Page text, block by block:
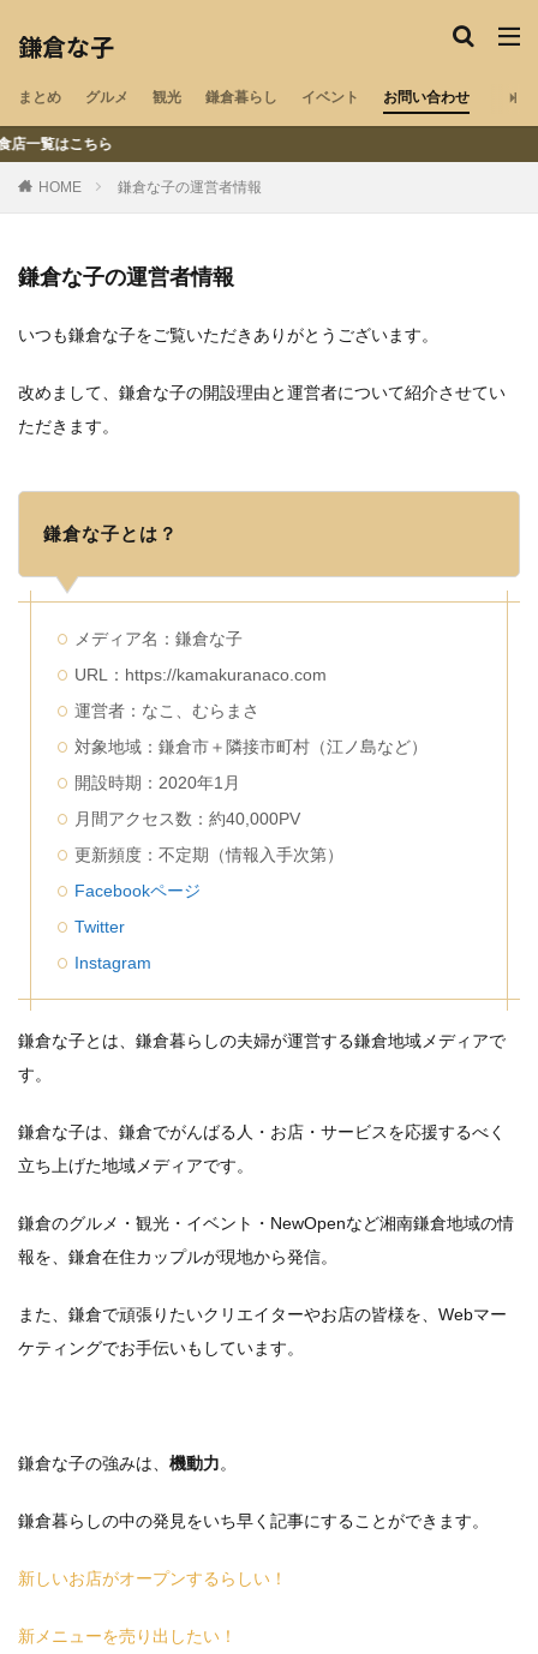
鎌倉な子
まとめ グルメ 観光 鎌倉暮らし イベント お問い合わせ
ちら
HOME 鎌倉な子の運営者情報
鎌倉な子の運営者情報
いつも鎌倉な子をご覧いただきありがとうございます。
改めまして、鎌倉な子の開設理由と運営者について紹介させてい
ただきます。
鎌倉な子とは？
メディア名：鎌倉な子
URL：https://kamakuranaco.com
運営者：なこ、むらまさ
対象地域：鎌倉市＋隣接市町村（江ノ島など）
開設時期：2020年1月
月間アクセス数：約40,000PV
更新頻度：不定期（情報入手次第）
Facebookページ
Twitter
Instagram
鎌倉な子とは、鎌倉暮らしの夫婦が運営する鎌倉地域メディアで
す。
鎌倉な子は、鎌倉でがんばる人・お店・サービスを応援するべく
立ち上げた地域メディアです。
鎌倉のグルメ・観光・イベント・NewOpenなど湘南鎌倉地域の情
報を、鎌倉在住カップルが現地から発信。
また、鎌倉で頑張りたいクリエイターやお店の皆様を、Webマー
ケティングでお手伝いもしています。
鎌倉な子の強みは、 機動力。
鎌倉暮らしの中の発見をいち早く記事にすることができます。
新しいお店がオープンするらしい！
新メニューを売り出したい！
鎌倉の地域・気になる情報をチェック
ペット可 湘南エリア
鎌倉山 御成町 閉店 材木座 若宮大路
稲村ヶ崎 長谷
子供 夫婦 デリバリー テイクアウト
夏 春 インタビュー マルシェ 神社
祭
猫カフェ
検索